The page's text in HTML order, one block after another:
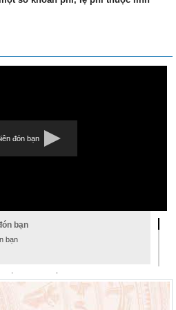
đón bạn
bạn
bạn
hoa xuân